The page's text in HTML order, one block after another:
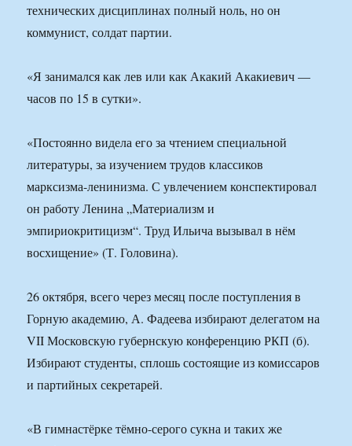
технических дисциплинах полный ноль, но он
коммунист, солдат партии.
«Я занимался как лев или как Акакий Акакиевич —
часов по 15 в сутки».
«Постоянно видела его за чтением специальной
литературы, за изучением трудов классиков
марксизма-ленинизма. С увлечением конспектировал
он работу Ленина „Материализм и
эмпириокритицизм“. Труд Ильича вызывал в нём
восхищение» (Т. Головина).
26 октября, всего через месяц после поступления в
Горную академию, А. Фадеева избирают делегатом на
VII Московскую губернскую конференцию РКП (б).
Избирают студенты, сплошь состоящие из комиссаров
и партийных секретарей.
«В гимнастёрке тёмно-серого сукна и таких же